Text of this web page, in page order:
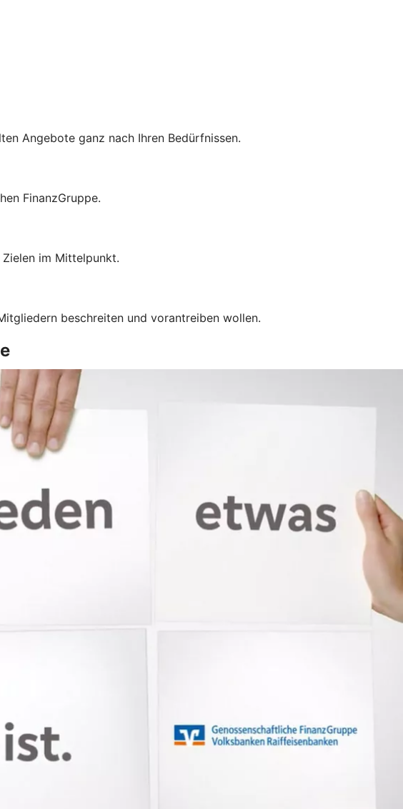
Angebote ganz nach Ihren Bedürfnissen.
FinanzGruppe.
Zielen im Mittelpunkt.
beschreiten und vorantreiben wollen.